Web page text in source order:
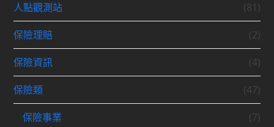
人點觀測站 (81)
保險理賠 (2)
保險資訊 (4)
保險類 (47)
保險事業
(7)